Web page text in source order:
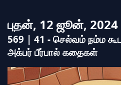
புதன், 12 ஜூன், 2024
569 | 41 - செல்வம் நம்ம
அக்பர் பீர்பால் கதைகள்